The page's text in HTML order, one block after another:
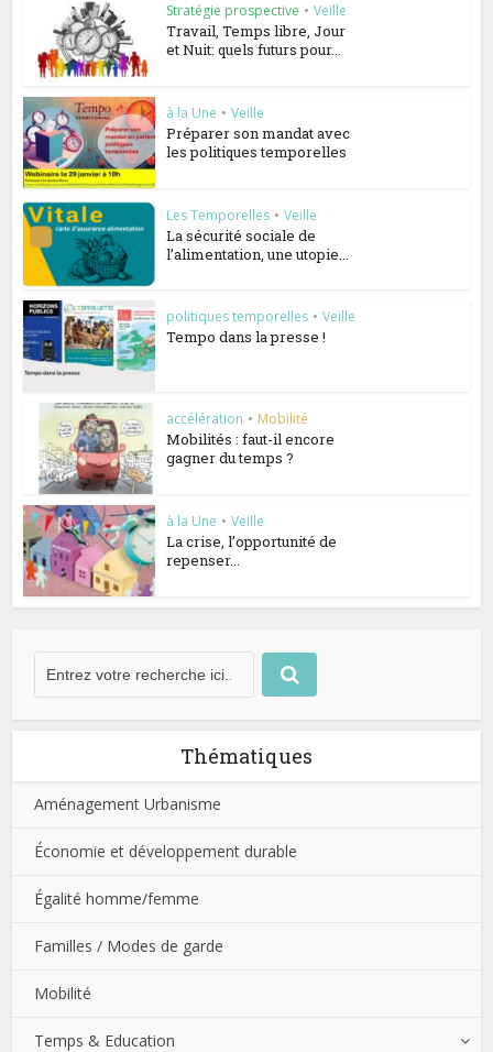
Stratégie prospective • Veille
Travail, Temps libre, Jour
et Nuit: quels futurs pour...
à la Une • Veille
Préparer son mandat avec
les politiques temporelles
Les Temporelles • Veille
La sécurité sociale de
l’alimentation, une utopie...
politiques temporelles • Veille
Tempo dans la presse !
accélération • Mobilité
Mobilités : faut-il encore
gagner du temps ?
à la Une • Veille
La crise, l’opportunité de
repenser...
Thématiques
Aménagement Urbanisme
Économie et développement durable
Égalité homme/femme
Familles / Modes de garde
Mobilité
Temps & Education